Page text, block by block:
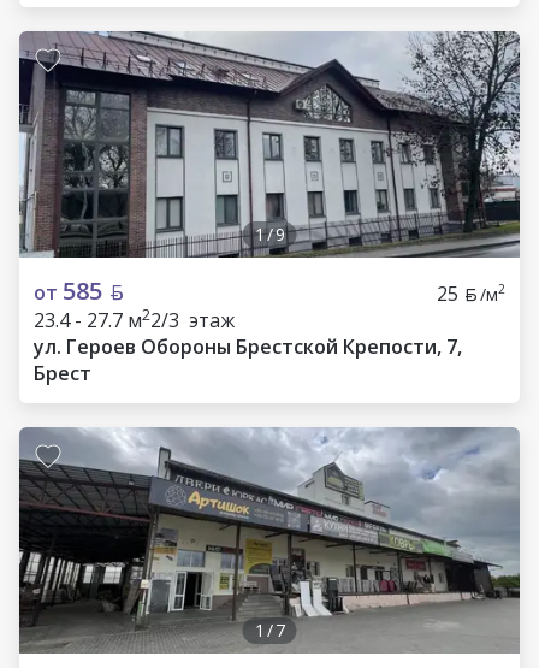
1/9
от 585 25 /м2
23.4 - 27.7 м22/3 этаж
ул. Героев Обороны Брестской Крепости, 7,
Брест
1 /7